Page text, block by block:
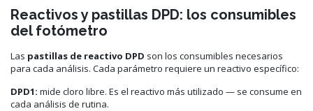
Reactivos y pastillas DPD: los consumibles
del fotómetro
Las pastillas de reactivo DPD son los consumibles necesarios
para cada análisis. Cada parámetro requiere un reactivo específico:
DPD1: mide cloro libre. Es el reactivo más utilizado — se consume en
cada análisis de rutina.